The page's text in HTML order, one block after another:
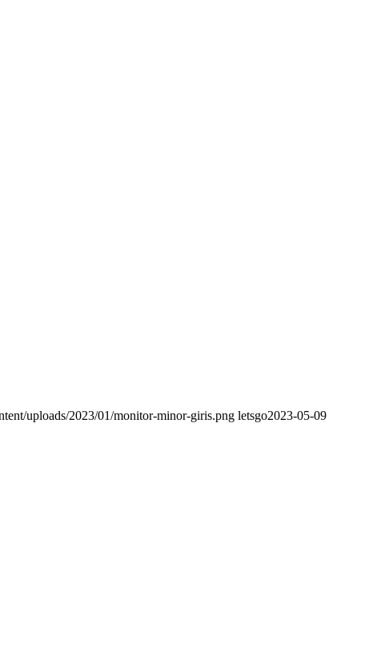
uploads/2023/01/monitor-minor-giris.png letsgo2023-05-09